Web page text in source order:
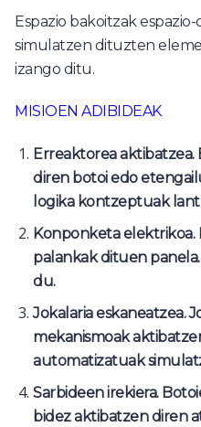
Espazio bakoitzak
simulatzen dituzten
izango ditu.
MISIOEN ADIBIDEAK
Erreaktorea
diren botoi edo
logika kontzeptuak
Konponketa elektrikoa.
palankak dituen
du.
Jokalaria eskaneatzea.
mekanismoak
automatizatuak
Sarbideen irekiera.
bidez aktibatzen diren